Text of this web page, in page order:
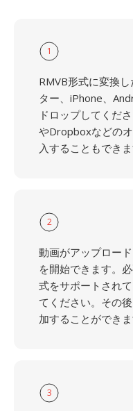
1
RMVB形式に変換
ター、iPhone、
ドロップしてくだ
やDropboxなどの
入することもできま
2
動画がアップロー
を開始できます。
式をサポートされ
てください。その
加することができま
3